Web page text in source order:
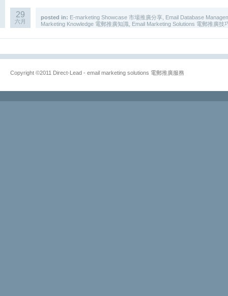
29
六月
posted in: E-marketing Showcase 市場推廣分享 Email Database
Marketing Knowledge 電郵推廣知識
Email Marketing Solutions 電郵推廣技
Copyright ©2011 Direct-Lead - email marketing solutions 電郵推廣服務